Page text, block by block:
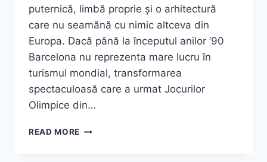
puternică, limbă proprie și o arhitectură
care nu seamănă cu nimic altceva din
Europa. Dacă până la începutul anilor ’90
Barcelona nu reprezenta mare lucru în
turismul mondial, transformarea
spectaculoasă care a urmat Jocurilor
Olimpice din…
READ MORE TOP